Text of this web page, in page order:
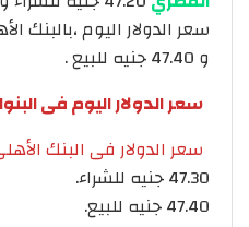
و 47.40 جنيه للبيع .
سعر الدولار اليوم فى
سعر الدولار فى البنك
47.30 جنيه للشراء.
47.40 جنيه للبيع.